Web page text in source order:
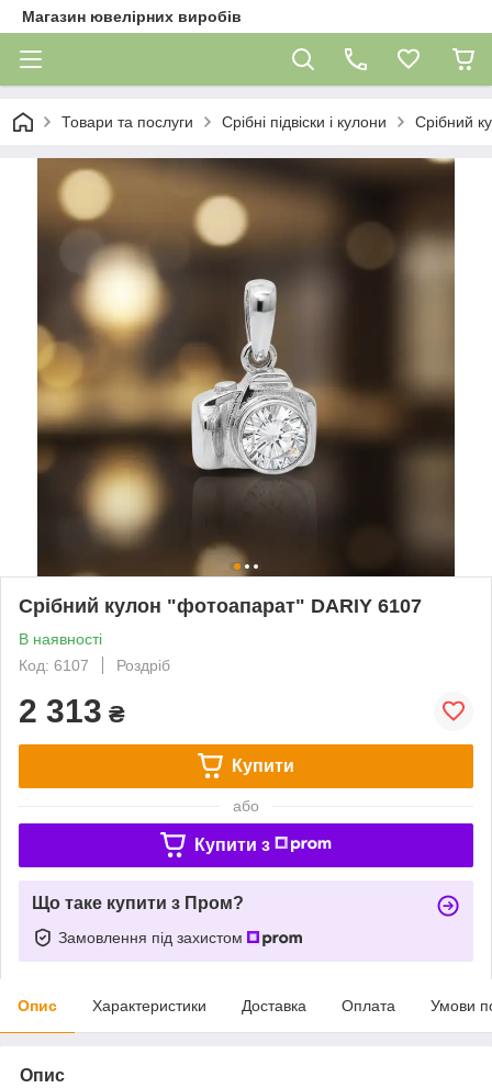
Магазин ювелірних виробів
Товари та послуги Срібні підвіски і кулони Срібний
Срібний кулон "фотоапарат" DARIY 6107
В наявності
Код: 6107
Роздріб
2 313 ₴
Купити
або
Купити з
Що таке купити з Пром?
Замовлення під захистом
Опис Характеристики Доставка Оплата Умови
Опис